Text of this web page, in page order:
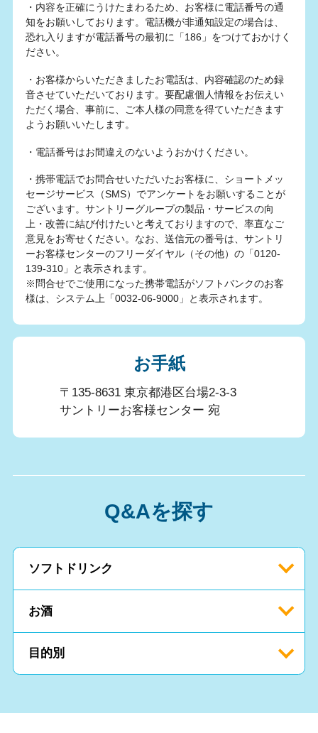
・内容を正確にうけたまわるため、お客様に電話番号の通
知をお願いしております。電話機が非通知設定の場合は、
恐れ入りますが電話番号の最初に「186」をつけておかけく
ださい。
・お客様からいただきましたお電話は、内容確認のため録
音させていただいております。要配慮個人情報をお伝えい
ただく場合、事前に、ご本人様の同意を得ていただきます
ようお願いいたします。
・電話番号はお間違えのないようおかけください。
・携帯電話でお問合せいただいたお客様に、ショートメッ
セージサービス（SMS）でアンケートをお願いすることが
ございます。サントリーグループの製品・サービスの向
上・改善に結び付けたいと考えておりますので、率直なご
意見をお寄せください。なお、送信元の番号は、サントリ
ーお客様センターのフリーダイヤル（その他）の「0120-
139-310」と表示されます。
※問合せでご使用になった携帯電話がソフトバンクのお客
様は、システム上「0032-06-9000」と表示されます。
お手紙
〒135-8631 東京都港区台場2-3-3
サントリーお客様センター 宛
Q&Aを探す
ソフトドリンク
お酒
目的別